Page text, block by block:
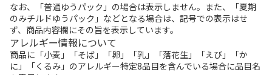
なお、「普通ゆうパック」の場合は表示しません。また、「夏期
のみチルドゆうパック」などとなる場合は、記号での表示はせ
ず、商品内容欄にその旨を表示しています。
アレルギー情報について
商品に「小麦」「そば」「卵」「乳」「落花生」「えび」「か
に」「くるみ」のアレルギー特定8品目を含んでいる場合に品目名